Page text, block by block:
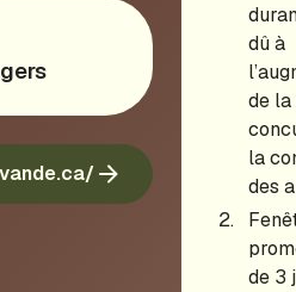
dû à
de la
la
des
de 3